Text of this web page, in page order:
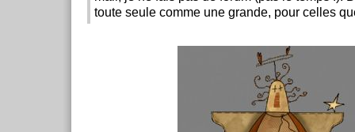
toute seule comme une grande, pour celles